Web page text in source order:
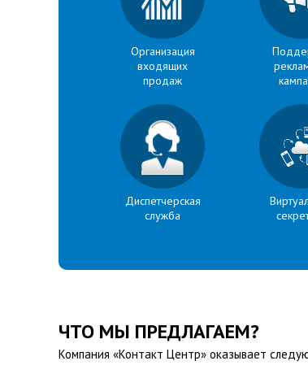
Организация
входящих
продаж
Диспетчерская
служба
ЧТО МЫ ПРЕДЛАГАЕМ?
Компания «Контакт Центр» оказывает